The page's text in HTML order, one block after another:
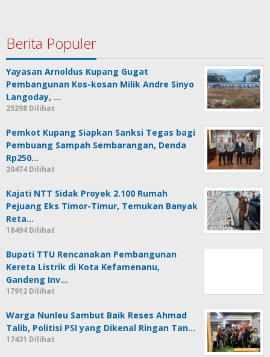
Berita Populer
Yayasan Arnoldus Kupang Gugat
Pembangunan Kos-kosan Milik Andre Sinyo
Langoday, …
25298 Dilihat
Pemkot Kupang Siapkan Sanksi Tegas bagi
Pembuang Sampah Sembarangan, Denda
Rp250…
20474 Dilihat
Kajati NTT Sidak Proyek 2.100 Rumah
Pejuang Eks Timor-Timur, Temukan Banyak
Reta…
18494 Dilihat
Bupati TTU Rencanakan Pembangunan
Kereta Listrik di Kota Kefamenanu,
Gandeng Inv…
17912 Dilihat
Warga Nunleu Sambut Baik Reses Ahmad
Talib, Politisi PSI yang Dikenal Ringan Tan…
17431 Dilihat